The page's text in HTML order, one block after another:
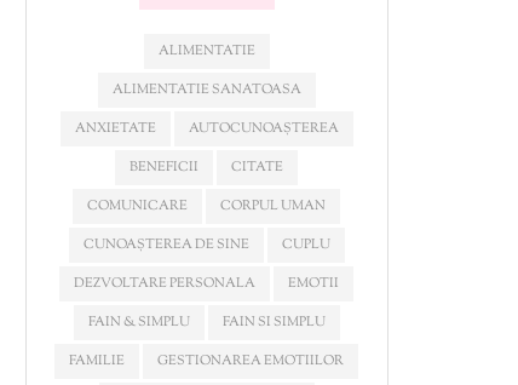
ALIMENTATIE
ALIMENTATIE SANATOASA
ANXIETATE
AUTOCUNOAȘTEREA
BENEFICII
CITATE
COMUNICARE
CORPUL UMAN
CUNOAȘTEREA DE SINE
CUPLU
DEZVOLTARE PERSONALA
EMOTII
FAIN & SIMPLU
FAIN SI SIMPLU
FAMILIE
GESTIONAREA EMOTIILOR